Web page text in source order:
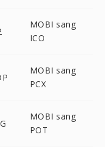
MOBI sang
ICO
MOBI sang
PCX
MOBI sang
POT